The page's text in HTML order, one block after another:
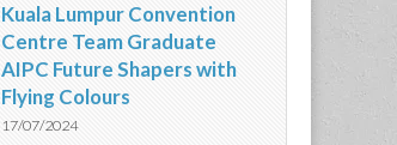
Kuala Lumpur Convention
Centre Team Graduate
AIPC Future Shapers with
Flying Colours
17/07/2024